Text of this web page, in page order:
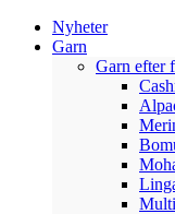
Nyheter
Garn
Garn efter